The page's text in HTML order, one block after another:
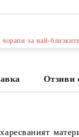
чорапи за най-близките
Отзиви